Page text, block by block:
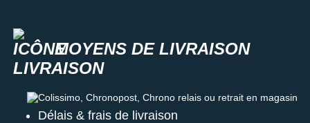
MOYENS DE LIVRAISON
Colissimo, Chronopost, Chrono relais ou retrait en magasin
Délais & frais de livraison